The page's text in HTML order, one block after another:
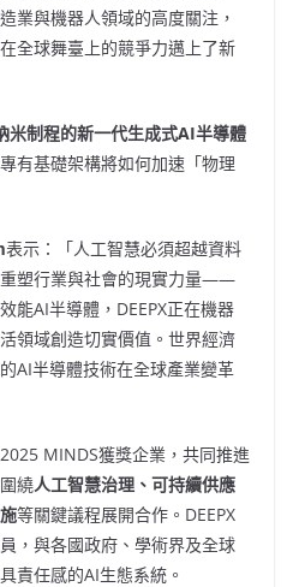
業與機器人領域的高度關注，
全球舞臺上的競爭力邁上了新
米制程的新一代生成式AI半導體
有基礎架構將如何加速「物理
表示：「人工智慧必須超越資料
塑行業與社會的現實力量——
能AI半導體，DEEPX正在機器
領域創造切實價值。世界經濟
AI半導體技術在全球產業變革
MINDS獲獎企業，共同推進
繞人工智慧治理、可持續供應
等關鍵議程展開合作。DEEPX
，與各國政府、學術界及全球
責任感的AI生態系統。